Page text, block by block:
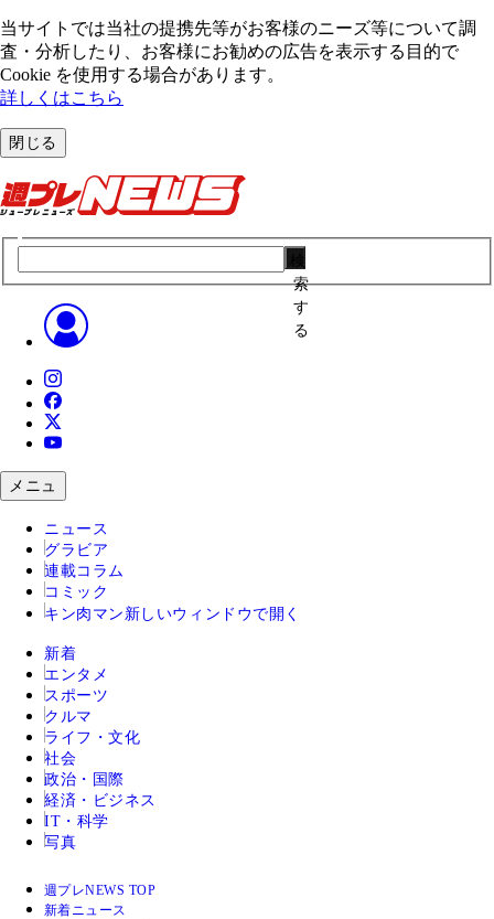
当サイトでは当社の提携先等がお客様のニーズ等について調
査・分析したり、お客様にお勧めの広告を表⽰する⽬的で
Cookie を使⽤する場合があります。
詳しくはこちら
閉じる
索
す
る
メニュ
ニュース
グラビア
連載コラム
コミック
キン肉マン 新しいウィンドウで開く
新着
エンタメ
スポーツ
クルマ
ライフ・文化
社会
政治・国際
経済・ビジネス
IT・科学
写真
週プレNEWS TOP
新着ニュース